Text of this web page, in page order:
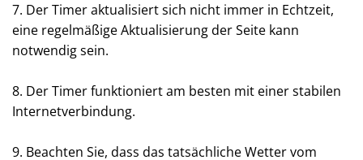
7. Der Timer aktualisiert sich nicht immer in Echtzeit,
eine regelmäßige Aktualisierung der Seite kann
notwendig sein.
8. Der Timer funktioniert am besten mit einer stabilen
Internetverbindung.
9. Beachten Sie, dass das tatsächliche Wetter vom